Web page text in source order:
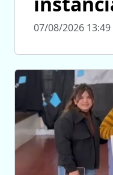
07/08/2026 13:49